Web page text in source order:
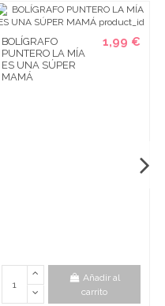
BOLÍGRAFO
PUNTERO LA MÍA
ES UNA SÚPER
MAMÁ
1,99 €
Añadir al
carrito